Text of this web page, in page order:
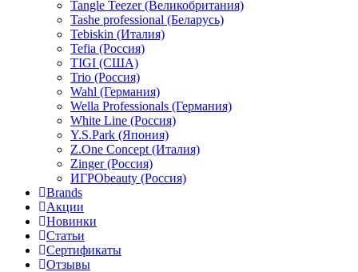
Tangle Teezer (Великобритания)
Tashe professional (Беларусь)
Tebiskin (Италия)
Tefia (Россия)
TIGI (США)
Trio (Россия)
Wahl (Германия)
Wella Professionals (Германия)
White Line (Россия)
Y.S.Park (Япония)
Z.One Concept (Италия)
Zinger (Россия)
ИГРОbeauty (Россия)
Brands
Акции
Новинки
Статьи
Сертификаты
Отзывы